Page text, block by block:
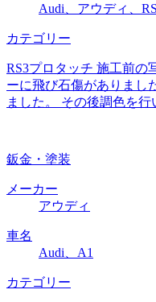
Audi、アウディ、
カテゴリー
RS3プロタッチ 施工前の
ーに飛び石傷がありまし
ました。 その後調色を
鈑金・塗装
メーカー
アウディ
車名
Audi、A1
カテゴリー